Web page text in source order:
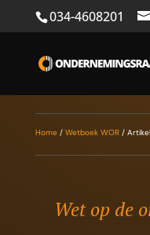
034-4608201
Home/ Wetboek WOR/
Wet op de